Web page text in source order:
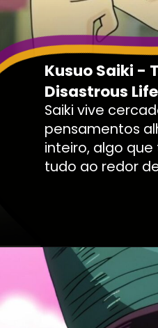
Kusuo Saiki -
Disastrous
Saiki vive
pensamentos
inteiro, algo
tudo ao redor